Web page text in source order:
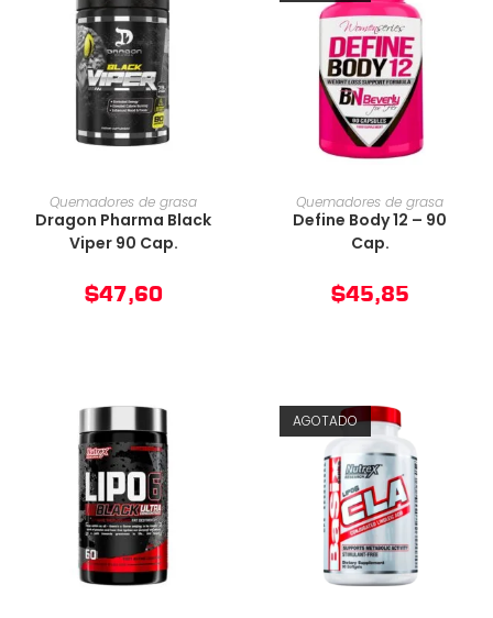
AÑADIR AL CARRITO
Quemadores de grasa
Dragon Pharma Black
Viper 90 Cap.
$47,60
AÑADIR AL CARRITO
Quemadores de grasa
Define Body 12 – 90
Cap.
$45,85
AGOTADO